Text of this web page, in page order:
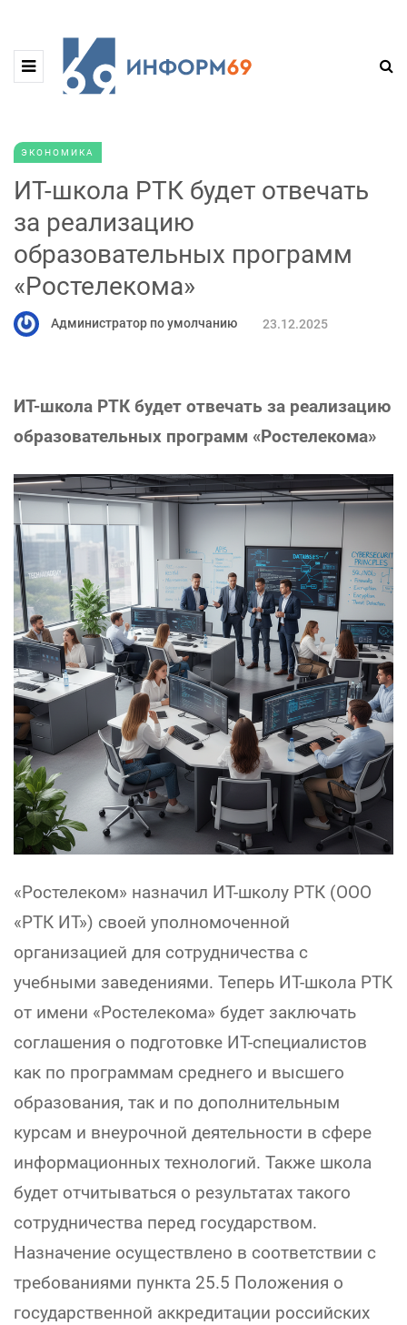
ЭКОНОМИКА
ИТ-школа РТК будет отвечать
за реализацию
образовательных программ
«Ростелекома»
Администратор по умолчанию 23.12.2025
ИТ-школа РТК будет отвечать за реализацию
образовательных программ «Ростелекома»
«Ростелеком» назначил ИТ-школу РТК (ООО
«РТК ИТ») своей уполномоченной
организацией для сотрудничества с
учебными заведениями. Теперь ИТ-школа РТК
от имени «Ростелекома» будет заключать
соглашения о подготовке ИТ-специалистов
как по программам среднего и высшего
образования, так и по дополнительным
курсам и внеурочной деятельности в сфере
информационных технологий. Также школа
будет отчитываться о результатах такого
сотрудничества перед государством.
Назначение осуществлено в соответствии с
требованиями пункта 25.5 Положения о
государственной аккредитации российских